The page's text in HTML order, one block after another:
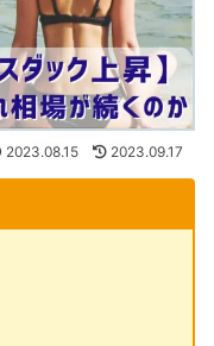
2023.08.15 2023.09.17